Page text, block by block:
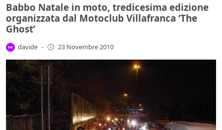
Babbo Natale in moto, tredicesima edizione
organizzata dal Motoclub Villafranca ‘The
Ghost’
davide - 23 Novembre 2010